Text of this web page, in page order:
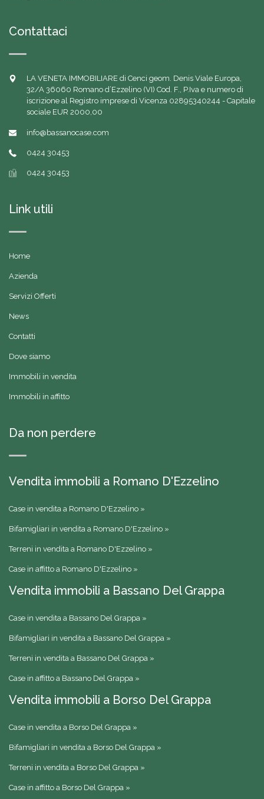
Contattaci
LA VENETA IMMOBILIARE di Cenci geom. Denis Viale Europa,
32/A 36060 Romano d’Ezzelino (VI) Cod. F., P.Iva e numero di
iscrizione al Registro imprese di Vicenza 02895340244 - Capitale
sociale EUR 2000,00
info@bassanocase.com
0424 30453
0424 30453
Link utili
Home
Azienda
Servizi Offerti
News
Contatti
Dove siamo
Immobili in vendita
Immobili in affitto
Da non perdere
Vendita immobili a Romano D'Ezzelino
Case in vendita a Romano D'Ezzelino »
Bifamigliari in vendita a Romano D'Ezzelino »
Terreni in vendita a Romano D'Ezzelino »
Case in affitto a Romano D'Ezzelino »
Vendita immobili a Bassano Del Grappa
Case in vendita a Bassano Del Grappa »
Bifamigliari in vendita a Bassano Del Grappa »
Terreni in vendita a Bassano Del Grappa »
Case in affitto a Bassano Del Grappa »
Vendita immobili a Borso Del Grappa
Case in vendita a Borso Del Grappa »
Bifamigliari in vendita a Borso Del Grappa »
Terreni in vendita a Borso Del Grappa »
Case in affitto a Borso Del Grappa »